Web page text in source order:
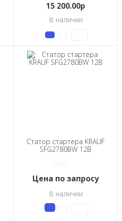
15 200.00р
В наличии
Статор стартера KRAUF
SFG2780BW 12В
Цена по запросу
В наличии